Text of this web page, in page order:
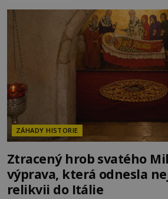
legendami o něm ukrývat
V blízkosti Mysu Greco, jak se
ZÁHADY HISTORIE
Ztracený hrob svatého
výprava, která odnesla
relikvii do Itálie